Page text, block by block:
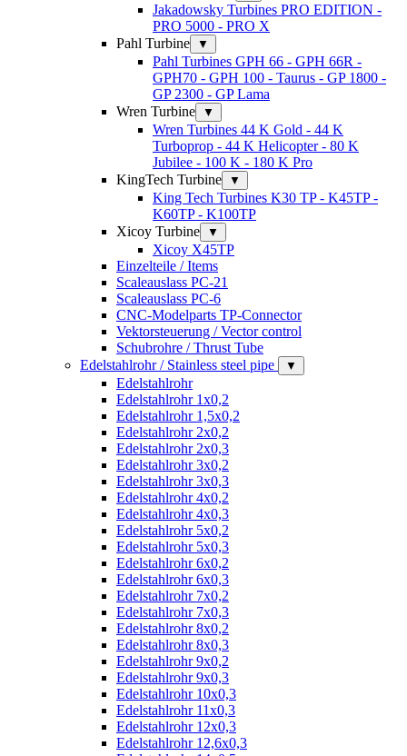
Jakadowsky Turbines PRO EDITION -
PRO 5000 - PRO X
Pahl Turbine
▼
Pahl Turbines GPH 66 - GPH 66R -
GPH70 - GPH 100 - Taurus - GP 1800 -
GP 2300 - GP Lama
Wren Turbine
▼
Wren Turbines 44 K Gold - 44 K
Turboprop - 44 K Helicopter - 80 K
Jubilee - 100 K - 180 K Pro
KingTech Turbine
▼
King Tech Turbines K30 TP - K45TP -
K60TP - K100TP
Xicoy Turbine
▼
Xicoy X45TP
Einzelteile / Items
Scaleauslass PC-21
Scaleauslass PC-6
CNC-Modelparts TP-Connector
Vektorsteuerung / Vector control
Schubrohre / Thrust Tube
Edelstahlrohr / Stainless steel pipe
▼
Edelstahlrohr
Edelstahlrohr 1x0,2
Edelstahlrohr 1,5x0,2
Edelstahlrohr 2x0,2
Edelstahlrohr 2x0,3
Edelstahlrohr 3x0,2
Edelstahlrohr 3x0,3
Edelstahlrohr 4x0,2
Edelstahlrohr 4x0,3
Edelstahlrohr 5x0,2
Edelstahlrohr 5x0,3
Edelstahlrohr 6x0,2
Edelstahlrohr 6x0,3
Edelstahlrohr 7x0,2
Edelstahlrohr 7x0,3
Edelstahlrohr 8x0,2
Edelstahlrohr 8x0,3
Edelstahlrohr 9x0,2
Edelstahlrohr 9x0,3
Edelstahlrohr 10x0,3
Edelstahlrohr 11x0,3
Edelstahlrohr 12x0,3
Edelstahlrohr 12,6x0,3